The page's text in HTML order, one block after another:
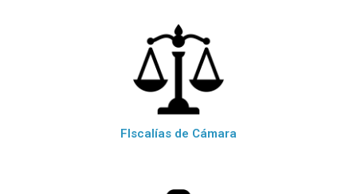
FIscalías de Cámara